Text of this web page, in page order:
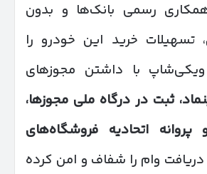
رسمی بانک‌ها و بدون
تسهیلات خرید این خودرو را
با داشتن مجوزهای
ثبت در درگاه ملی مجوزها،
اتحادیه فروشگاه‌های
دریافت وام را شفاف و امن کرده